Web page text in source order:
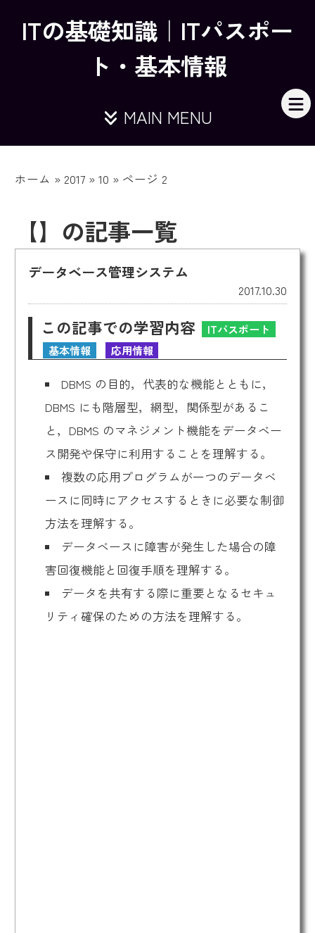
ITの基礎知識｜ITパスポー
ト・基本情報
MAIN MENU
ホーム » 2017 » 10 »ページ 2
【】の記事一覧
データベース管理システム
2017.10.30
この記事での学習内容
ITパスポート
基本情報
応用情報
DBMS の目的，代表的な機能とともに，
DBMS にも階層型，網型，関係型があるこ
と，DBMS のマネジメント機能をデータベー
ス開発や保守に利用することを理解する。
複数の応用プログラムが一つのデータベ
ースに同時にアクセスするときに必要な制御
方法を理解する。
データベースに障害が発生した場合の障
害回復機能と回復手順を理解する。
データを共有する際に重要となるセキュ
リティ確保のための方法を理解する。